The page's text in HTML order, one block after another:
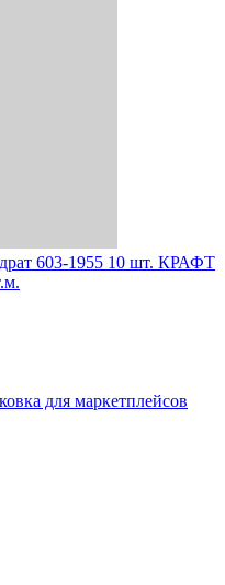
603-1955 10 шт. КРАФТ
для маркетплейсов